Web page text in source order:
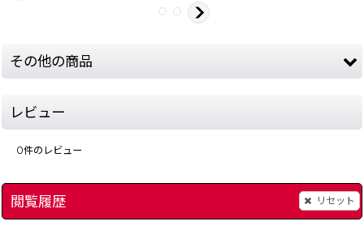
その他の商品
レビュー
0件のレビュー
閲覧履歴 リセット